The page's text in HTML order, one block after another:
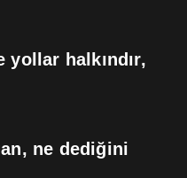
yollar halkındır,
ne dediğini